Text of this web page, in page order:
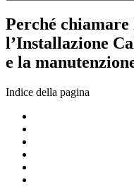
Perché
l’Installazione
e la
Indice della pagina